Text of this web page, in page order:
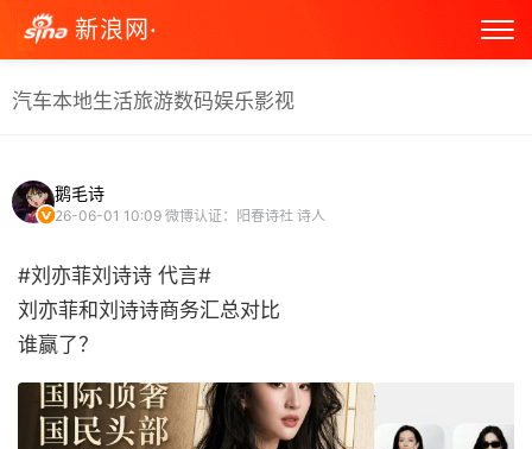
新浪网·
汽车本地生活旅游数码娱乐影视
鹅毛诗
26-06-01 10:09 微博认证：阳春诗社 诗人
#刘亦菲刘诗诗 代言#
刘亦菲和刘诗诗商务汇总对比
谁赢了？ ​